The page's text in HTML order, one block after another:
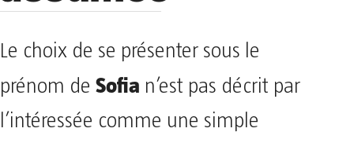
Le choix de se présenter sous le
prénom de Sofia n’est pas décrit par
l’intéressée comme une simple